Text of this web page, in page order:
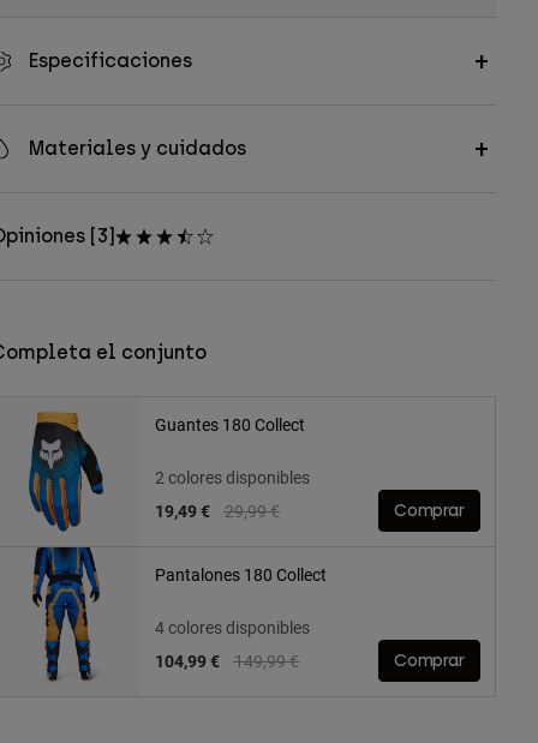
Especificaciones
Materiales y cuidados
[3]
el conjunto
Guantes 180 Collect
2 colores disponibles
Price reduced from
29,99 €to
19,49 € Comprar
Pantalones 180 Collect
4 colores disponibles
Price reduced from
149,99 €to
104,99 € Comprar